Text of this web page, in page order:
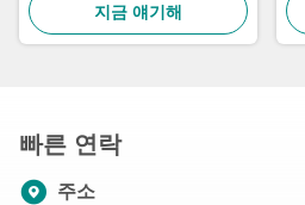
지금 얘기해
빠른 연락
주소